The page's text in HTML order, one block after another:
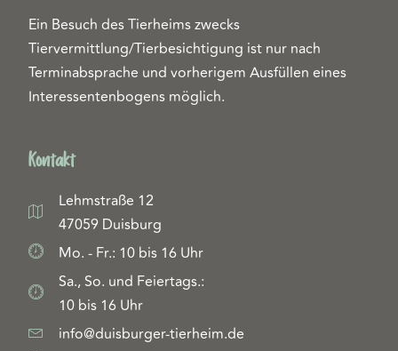
Ein Besuch des Tierheims zwecks
Tiervermittlung/Tierbesichtigung ist nur nach
Terminabsprache und vorherigem Ausfüllen eines
Interessentenbogens möglich.
Kontakt
Lehmstraße 12
47059 Duisburg
Mo. - Fr.: 10 bis 16 Uhr
Sa., So. und Feiertags.:
10 bis 16 Uhr
info@duisburger-tierheim.de